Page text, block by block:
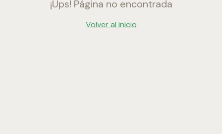
¡Ups! Página no encontrada
Volver al inicio